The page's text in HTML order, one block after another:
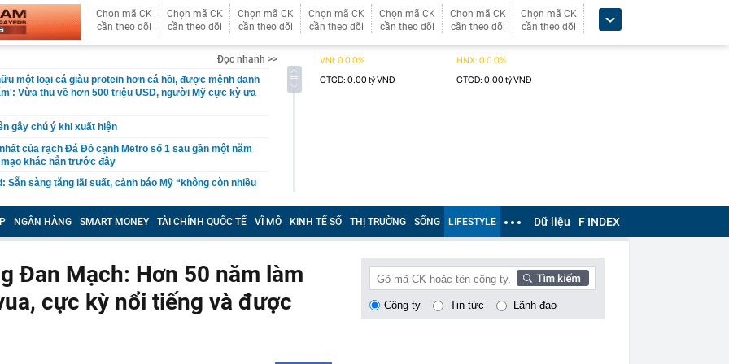
Chọn mã CK
cần theo dõi
Chọn mã CK
cần theo dõi
Chọn mã CK
cần theo dõi
Chọn mã CK
cần theo dõi
Chọn mã CK
cần theo dõi
Chọn mã CK
cần theo dõi
Chọn mã CK
cần theo dõi
Đọc nhanh >>
một loại cá giàu protein hơn cá hồi, được mệnh danh
Vừa thu về hơn 500 triệu USD, người Mỹ cực kỳ ưa
gây chú ý khi xuất hiện
của rạch Đá Đỏ cạnh Metro số 1 sau gần một năm
khác hẳn trước đây
Sẵn sàng tăng lãi suất, cảnh báo Mỹ “không còn nhiều
dân bỗng phát hiện cảnh tượng "nổi da gà" liền bỏ
đồng
từng “nổ” có 100 tỷ USD làm đường sắt cao tốc Bắc
NGÂN HÀNG SMART MONEY TÀI CHÍNH QUỐC TẾ VĨ MÔ KINH TẾ SỐ THỊ TRƯỜNG SỐNG LIFESTYLE Dữ liệu F INDEX
Đan Mạch: Hơn 50 năm làm
cực kỳ nổi tiếng và được
Công ty Tin tức Lãnh đạo